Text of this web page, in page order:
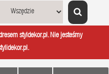
styldekor.pl. Nie jesteśmy